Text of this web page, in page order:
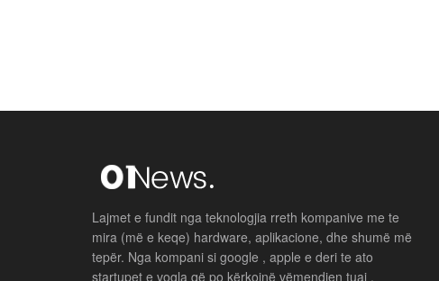
Lajmet e fundit nga teknologjia rreth kompanive me te
mira (më e keqe) hardware, aplikacione, dhe shumë më
tepër. Nga kompani si google , apple e deri te ato
startupet e vogla që po kërkojnë vëmendjen tuaj .